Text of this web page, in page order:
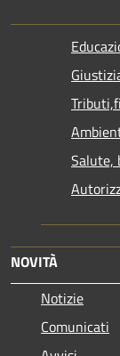
Salute,
NOVITÀ
Notizie
Comunicati